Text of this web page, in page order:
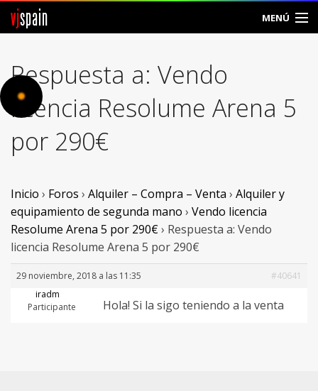
vjspain MENÚ
Foros
Noticias
Vjspain
Ayuda
Contacto
Entrar
Crear Cuenta
Respuesta a: Vendo
licencia Resolume Arena 5
por 290€
Inicio › Foros › Alquiler – Compra – Venta › Alquiler y
equipamiento de segunda mano › Vendo licencia
Resolume Arena 5 por 290€› Respuesta a: Vendo
licencia Resolume Arena 5 por 290€
29 noviembre, 2018 a las 11:35
#40641
iradm
Participante
Hola! Si la sigo teniendo a la venta